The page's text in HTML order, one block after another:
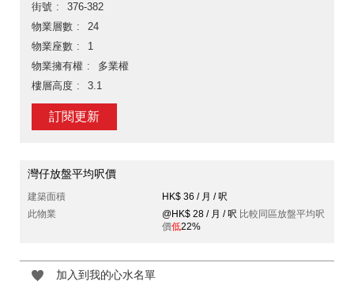
街號
376-382
物業層數
24
物業座數
1
物業擁有權
多業權
樓層高度
3.1
訂閱更新
灣仔放盤平均呎價
建築面積
HK$ 36 / 月 / 呎
此物業
@HK$ 28 / 月 / 呎 比較同區放盤平均呎
價低22%
加入到我的心水名單